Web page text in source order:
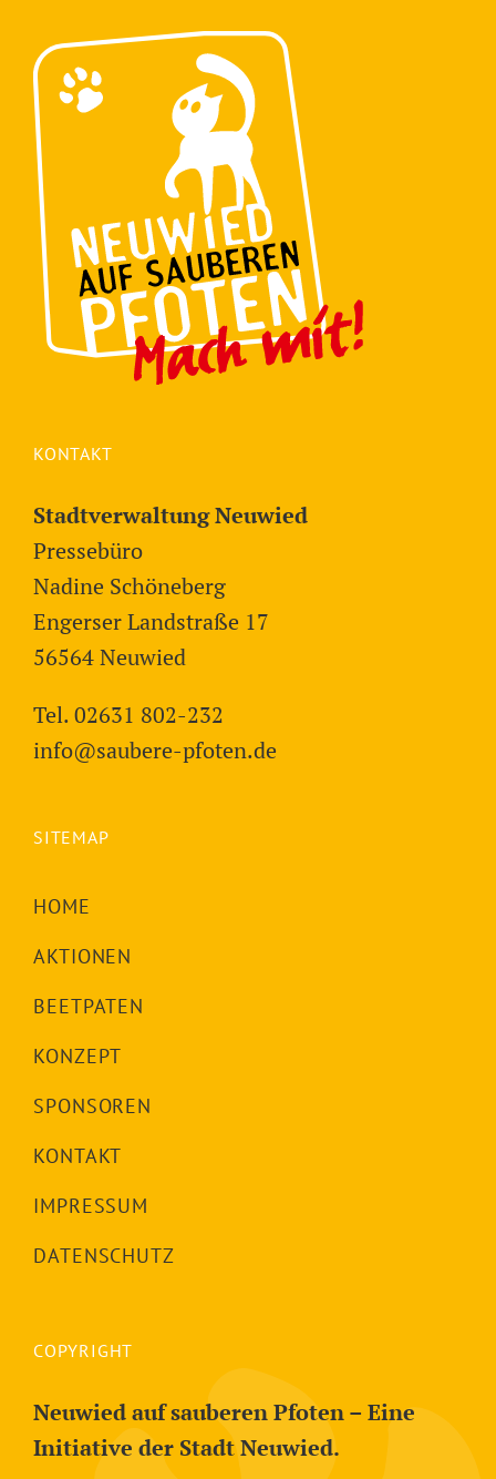
KONTAKT
Stadtverwaltung Neuwied
Pressebüro
Nadine Schöneberg
Engerser Landstraße 17
56564 Neuwied
Tel. 02631 802-232
info@saubere-pfoten.de
SITEMAP
HOME
AKTIONEN
BEETPATEN
KONZEPT
SPONSOREN
KONTAKT
IMPRESSUM
DATENSCHUTZ
COPYRIGHT
Neuwied auf sauberen Pfoten – Eine
Initiative der Stadt Neuwied.